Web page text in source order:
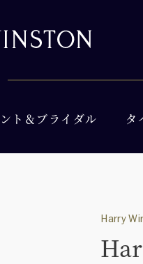
ト＆ブライダル タ
Harry